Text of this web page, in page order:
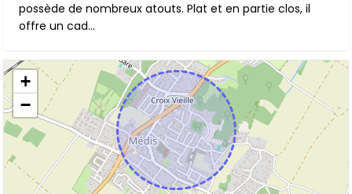
possède de nombreux atouts. Plat et en partie clos, il
offre un cad...
+
−